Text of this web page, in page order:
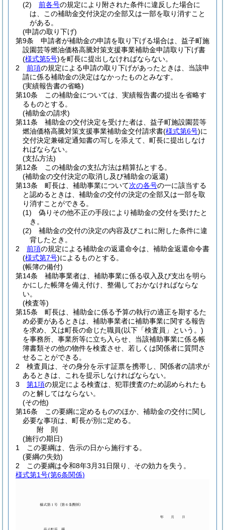
(2)
前各号の規定により附された条件に違反した場合に
は、この補助金交付決定の全部又は一部を取り消すこと
がある。
(申請の取り下げ)
第9条
申請者が補助金の申請を取り下げる場合は、益子町施
設園芸等燃油価格高騰対策支援事業補助金申請取り下げ書
(様式第5号)を町長に提出しなければならない。
2
前項の規定による申請の取り下げがあったときは、当該申
請に係る補助金の決定はなかったものとみなす。
(実績報告書の省略)
第10条
この補助金については、実績報告書の提出を省略す
るものとする。
(補助金の請求)
第11条
補助金の交付決定を受けた者は、益子町施設園芸等
燃油価格高騰対策支援事業補助金交付請求書(様式第6号)に
交付決定兼確定通知書の写しを添えて、町長に提出しなけ
ればならない。
(支払方法)
第12条
この補助金の支払方法は精算払とする。
(補助金の交付決定の取消し及び補助金の返還)
第13条
町長は、補助事業について次の各号の一に該当する
と認めるときは、補助金の交付の決定の全部又は一部を取
り消すことができる。
(1)
偽りその他不正の手段により補助金の交付を受けたと
き。
(2)
補助金の交付の決定の内容及びこれに附した条件に違
背したとき。
2
前項の規定による補助金の返還命令は、補助金返還命令書
(様式第7号)によるものとする。
(帳簿の備付)
第14条
補助事業者は、補助事業に係る収入及び支出を明ら
かにした帳簿を備え付け、整備しておかなければならな
い。
(検査等)
第15条
町長は、補助金に係る予算の執行の適正を期するた
め必要があるときは、補助事業者に補助事業に関する報告
を求め、又は町長の命じた職員(以下「検査員」という。)
を事務所、事業所等に立ち入らせ、当該補助事業に係る帳
簿書類その他の物件を検査させ、若しくは関係者に質問さ
せることができる。
2
検査員は、その身分を示す証票を携帯し、関係者の請求が
あるときは、これを提示しなければならない。
3
第1項の規定による検査は、犯罪捜査のため認められたも
のと解してはならない。
(その他)
第16条
この要綱に定めるもののほか、補助金の交付に関し
必要な事項は、町長が別に定める。
附 則
(施行の期日)
1
この要綱は、告示の日から施行する。
(要綱の失効)
2
この要綱は令和8年3月31日限り、その効力を失う。
様式第1号(第6条関係)